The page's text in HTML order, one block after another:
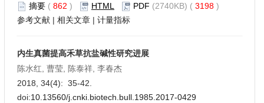
摘要 ( 862 ) HTML PDF (2740KB) ( 3198 )
参考文献 | 相关文章 | 计量指标
内生真菌提高禾草抗盐碱性研究进展
陈水红, 曹莹, 陈泰祥, 李春杰
2018, 34(4): 35-42.
doi:10.13560/j.cnki.biotech.bull.1985.2017-0429